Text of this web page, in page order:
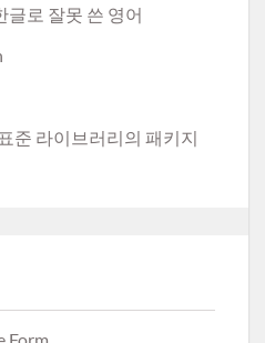
글로 잘못 쓴 영어
준 라이브러리의 패키지